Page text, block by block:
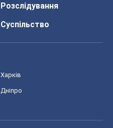
Розслідування
Суспільство
Харків
Дніпро